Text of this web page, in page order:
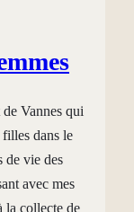
Vannes qui
dans le
de vie des
avec mes
la collecte de